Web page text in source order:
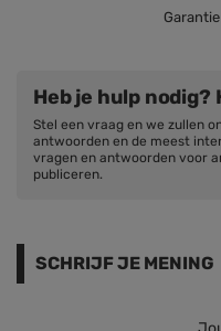
Heb je hulp nodig?
Stel een vraag en we zullen
antwoorden en de meest
vragen en antwoorden voor
publiceren.
SCHRIJF JE MENING